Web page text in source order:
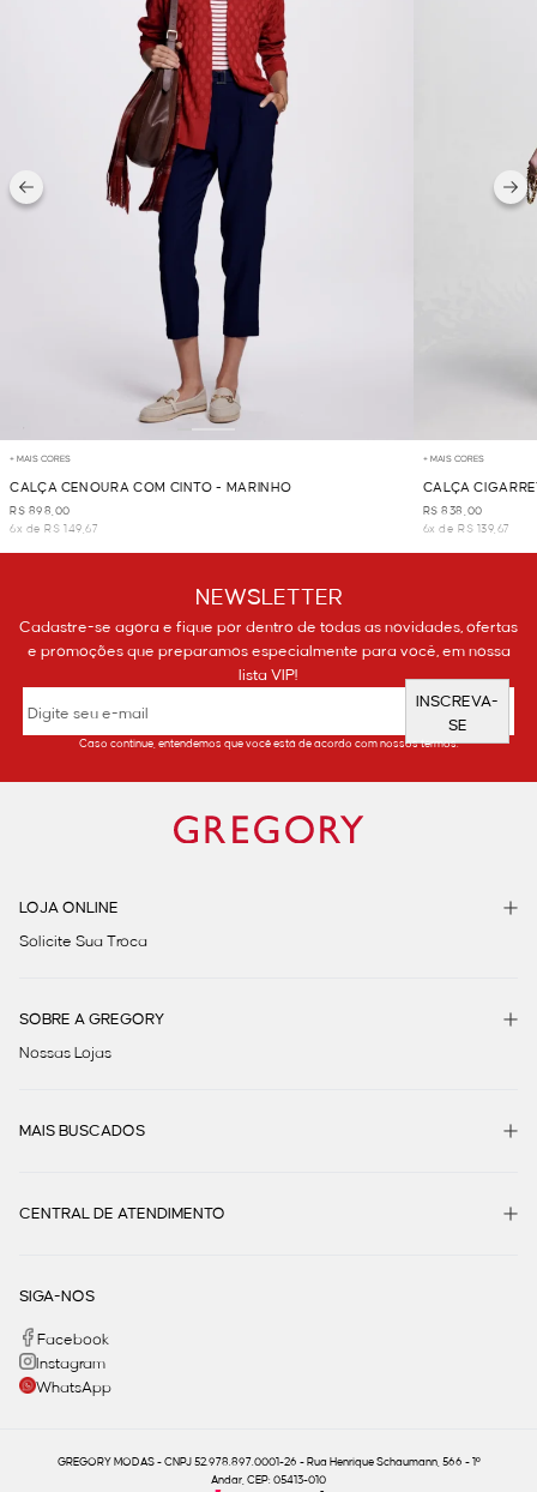
+ MAIS CORES
CALÇA CENOURA COM CINTO - MARINHO
R$ 898,00
6x de R$ 149,67
+ MAIS CORES
CALÇA
R$ 838,00
6x de R$ 139,67
NEWSLETTER
Cadastre-se agora e fique por dentro de todas as novidades, ofertas
e promoções que preparamos especialmente para você, em nossa
lista VIP!
INSCREVA-
SE
Caso continue, entendemos que você está de acordo com nossos termos.
LOJA ONLINE
Solicite Sua Troca
SOBRE A GREGORY
Nossas Lojas
MAIS BUSCADOS
CENTRAL DE ATENDIMENTO
SIGA-NOS
Facebook
Instagram
WhatsApp
GREGORY MODAS - CNPJ 52.978.897.0001-26 - Rua Henrique Schaumann, 566 - 1º
Andar, CEP: 05413-010